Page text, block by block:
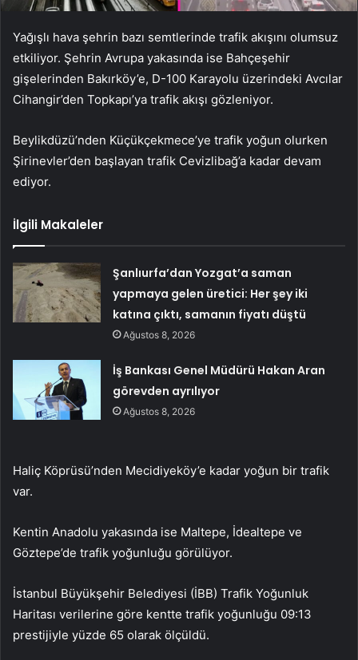
Yağışlı hava şehrin bazı semtlerinde trafik akışını olumsuz
etkiliyor. Şehrin Avrupa yakasında ise Bahçeşehir
gişelerinden Bakırköy’e, D-100 Karayolu üzerindeki Avcılar
Cihangir’den Topkapı’ya trafik akışı gözleniyor.
Beylikdüzü’nden Küçükçekmece’ye trafik yoğun olurken
Şirinevler’den başlayan trafik Cevizlibağ’a kadar devam
ediyor.
İlgili Makaleler
Şanlıurfa’dan Yozgat’a saman
yapmaya gelen üretici: Her şey iki
katına çıktı, samanın fiyatı düştü
Ağustos 8, 2026
İş Bankası Genel Müdürü Hakan Aran
görevden ayrılıyor
Ağustos 8, 2026
Haliç Köprüsü’nden Mecidiyeköy’e kadar yoğun bir trafik
var.
Kentin Anadolu yakasında ise Maltepe, İdealtepe ve
Göztepe’de trafik yoğunluğu görülüyor.
İstanbul Büyükşehir Belediyesi (İBB) Trafik Yoğunluk
Haritası verilerine göre kentte trafik yoğunluğu 09:13
prestijiyle yüzde 65 olarak ölçüldü.